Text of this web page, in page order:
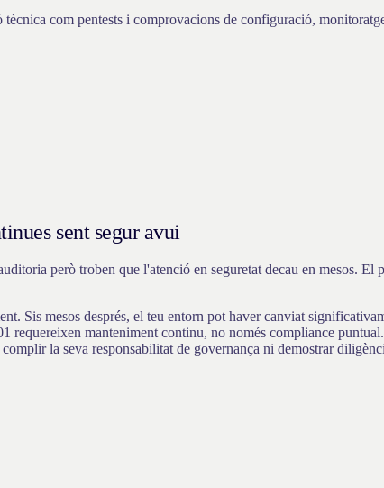
com pentests i comprovacions de configuració,
sent segur avui
però troben que l'atenció en seguretat decau en mesos.
Sis mesos després, el teu entorn pot haver canviat
manteniment continu, no només compliance
la seva responsabilitat de governança ni demostrar